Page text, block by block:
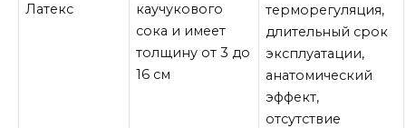
Латекс
каучукового
сока и имеет
толщину от 3 до
16 см
терморегуляция,
длительный срок
эксплуатации,
анатомический
эффект,
отсутствие